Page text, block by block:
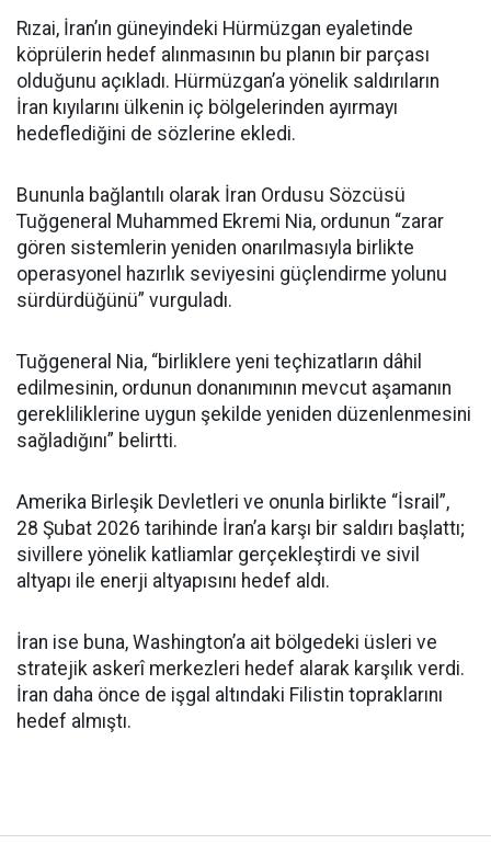
Rızai, İran’ın güneyindeki Hürmüzgan eyaletinde
köprülerin hedef alınmasının bu planın bir parçası
olduğunu açıkladı. Hürmüzgan’a yönelik saldırıların
İran kıyılarını ülkenin iç bölgelerinden ayırmayı
hedeflediğini de sözlerine ekledi.
Bununla bağlantılı olarak İran Ordusu Sözcüsü
Tuğgeneral Muhammed Ekremi Nia, ordunun “zarar
gören sistemlerin yeniden onarılmasıyla birlikte
operasyonel hazırlık seviyesini güçlendirme yolunu
sürdürdüğünü” vurguladı.
Tuğgeneral Nia, “birliklere yeni teçhizatların dâhil
edilmesinin, ordunun donanımının mevcut aşamanın
gerekliliklerine uygun şekilde yeniden düzenlenmesini
sağladığını” belirtti.
Amerika Birleşik Devletleri ve onunla birlikte “İsrail”,
28 Şubat 2026 tarihinde İran’a karşı bir saldırı başlattı;
sivillere yönelik katliamlar gerçekleştirdi ve sivil
altyapı ile enerji altyapısını hedef aldı.
İran ise buna, Washington’a ait bölgedeki üsleri ve
stratejik askerî merkezleri hedef alarak karşılık verdi.
İran daha önce de işgal altındaki Filistin topraklarını
hedef almıştı.